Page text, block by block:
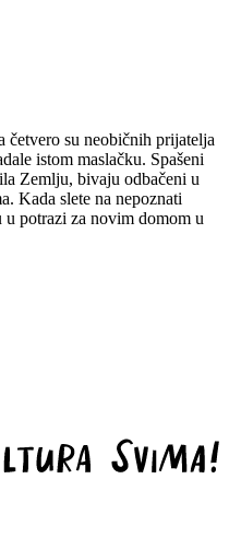
četvero su neobičnih prijatelja
istom maslačku. Spašeni
Zemlju, bivaju odbačeni u
Kada slete na nepoznati
u potrazi za novim domom u